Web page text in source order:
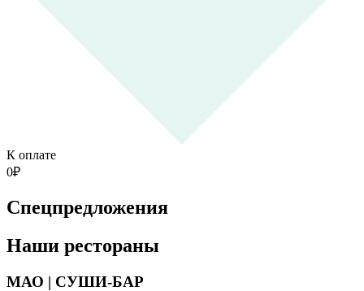
К оплате
0₽
Спецпредложения
Наши рестораны
МАО | СУШИ-БАР